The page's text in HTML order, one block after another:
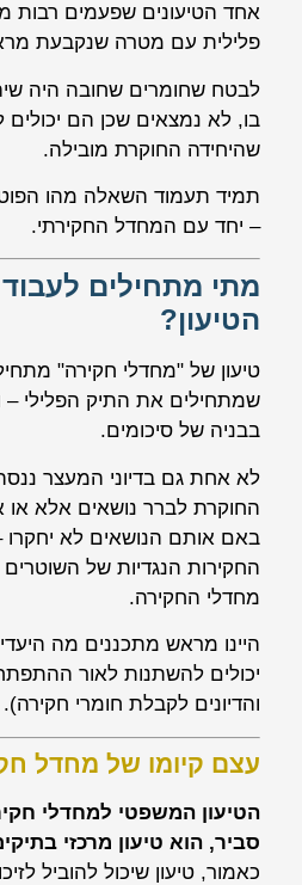
אחד הטיעונים שפעמים רבות
פלילית עם מטרה שנקבעת
לבטח שחומרים שחובה היה
בו, לא נמצאים שכן הם
שהיחידה החוקרת מובילה.
תמיד תעמוד השאלה מהו
– יחד עם המחדל החקירתי.
מתי מתחילים
הטיעון?
טיעון של "מחדלי חקירה"
שמתחילים את התיק הפלילי –
בבניה של סיכומים.
לא אחת גם בדיוני המעצר
החוקרת לברר נושאים אלא או
באם אותם הנושאים לא יחקרו
החקירות הנגדיות של
מחדלי החקירה.
היינו מראש מתכננים מה
יכולים להשתנות לאור
והדיונים לקבלת חומרי חקירה).
עצם קיומו של מחדל
הטיעון המשפטי למחדלי
סביר, הוא טיעון מרכזי
כאמור, טיעון שיכול להוביל